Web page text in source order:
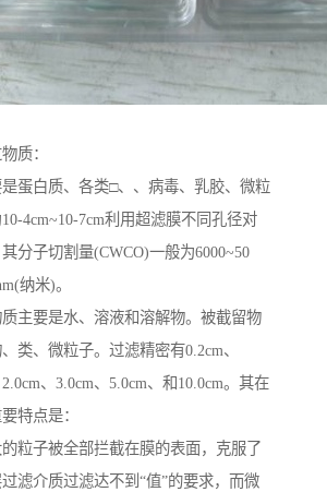
质：
蛋白质、各类□、、病毒、乳胶、微粒
4cm~10-7cm利用超滤膜不同孔径对
分子切割量(CWCO)一般为6000~50
纳米)。
主要是水、溶液和溶解物。被截留物
类、微粒子。过滤精密有0.2cm、
、3.0cm、5.0cm、和10.0cm。其在
特点是：
粒子被全部拦截在膜的表面，克服了
滤介质过滤达不到“值”的要求，而微